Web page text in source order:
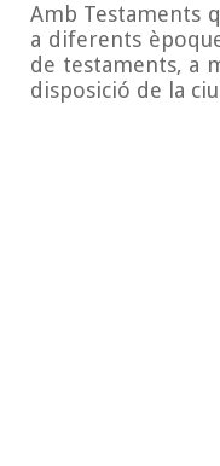
Amb Testaments
a diferents
de testaments, a
disposició de la